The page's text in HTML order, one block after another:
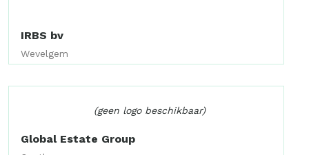
IRBS bv
Wevelgem
(geen logo beschikbaar)
Global Estate Group